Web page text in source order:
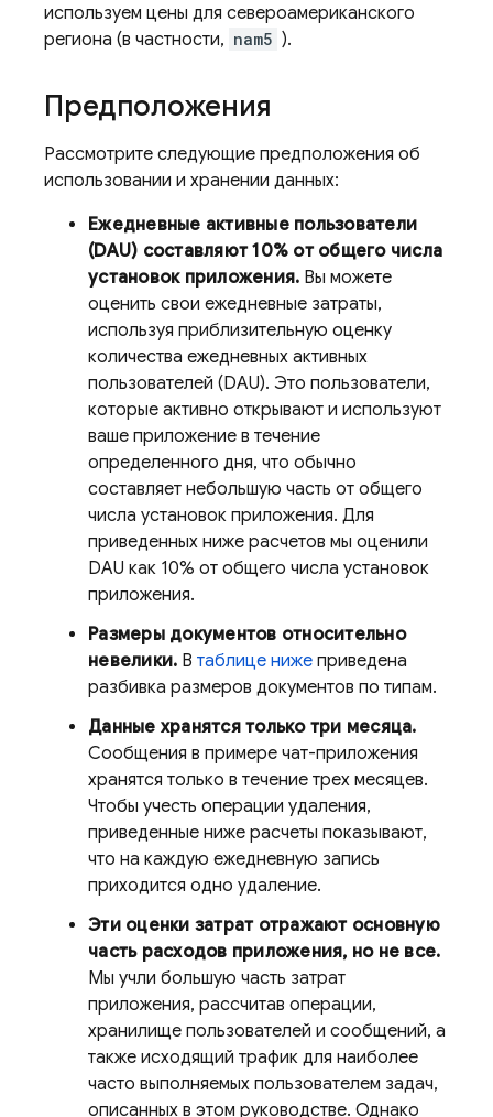
используем цены для североамериканского
региона (в частности, nam5 ).
Предположения
Рассмотрите следующие предположения об
использовании и хранении данных:
Ежедневные активные пользователи
(DAU) составляют 10% от общего числа
установок приложения. Вы можете
оценить свои ежедневные затраты,
используя приблизительную оценку
количества ежедневных активных
пользователей (DAU). Это пользователи,
которые активно открывают и используют
ваше приложение в течение
определенного дня, что обычно
составляет небольшую часть от общего
числа установок приложения. Для
приведенных ниже расчетов мы оценили
DAU как 10% от общего числа установок
приложения.
Размеры документов относительно
невелики. Втаблице ниже приведена
разбивка размеров документов по типам.
Данные хранятся только три месяца.
Сообщения в примере чат-приложения
хранятся только в течение трех месяцев.
Чтобы учесть операции удаления,
приведенные ниже расчеты показывают,
что на каждую ежедневную запись
приходится одно удаление.
Эти оценки затрат отражают основную
часть расходов приложения, но не все.
Мы учли большую часть затрат
приложения, рассчитав операции,
хранилище пользователей и сообщений, а
также исходящий трафик для наиболее
часто выполняемых пользователем задач,
описанных в этом руководстве. Однако